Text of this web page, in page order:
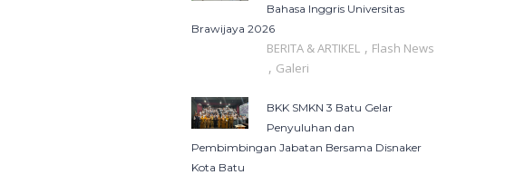
Bahasa Inggris Universitas
Brawijaya 2026
BERITA & ARTIKEL , Flash News
, Galeri
BKK SMKN 3 Batu Gelar
Penyuluhan dan
Pembimbingan Jabatan Bersama Disnaker
Kota Batu